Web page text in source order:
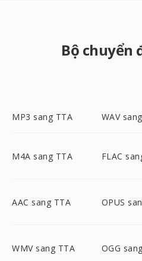
Bộ chuyển
MP3 sang TTA WAV
M4A sang TTA FLAC
AAC sang TTA OPUS
WMV sang TTA OGG